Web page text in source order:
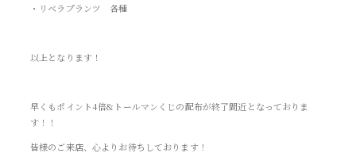
・リベラプランツ 各種
以上となります！
早くもポイント4倍&トールマンくじの配布が終了間近となっておりま
す！！
皆様のご来店、心よりお待ちしております！